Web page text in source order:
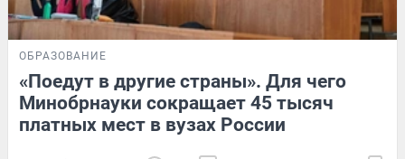
ОБРАЗОВАНИЕ
«Поедут в другие страны». Для чего
Минобрнауки сокращает 45 тысяч
платных мест в вузах России